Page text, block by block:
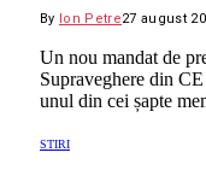
By Ion Petre27 august
Un nou mandat de
Supraveghere din
unul din cei șapte
STIRI